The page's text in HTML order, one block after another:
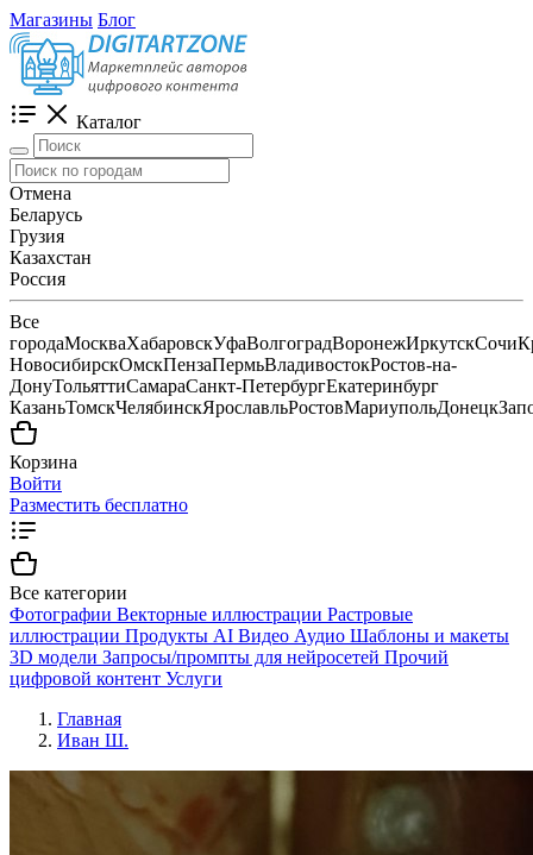
Магазины Блог
Каталог
Отмена
Беларусь
Грузия
Казахстан
Россия
Все
городаМоскваХабаровскУфаВолгоградВоронежИркутскСочи
НовосибирскОмскПензаПермьВладивостокРостов-на-
ДонуТольяттиСамараСанкт-ПетербургЕкатеринбург
КазаньТомскЧелябинскЯрославльРостовМариупольДонецк
Корзина
Войти
Разместить бесплатно
Все категории
Фотографии Векторные иллюстрации Растровые
иллюстрации Продукты AI Видео Аудио Шаблоны и макеты
3D модели Запросы/промпты для нейросетей Прочий
цифровой контент Услуги
Главная
Иван Ш.